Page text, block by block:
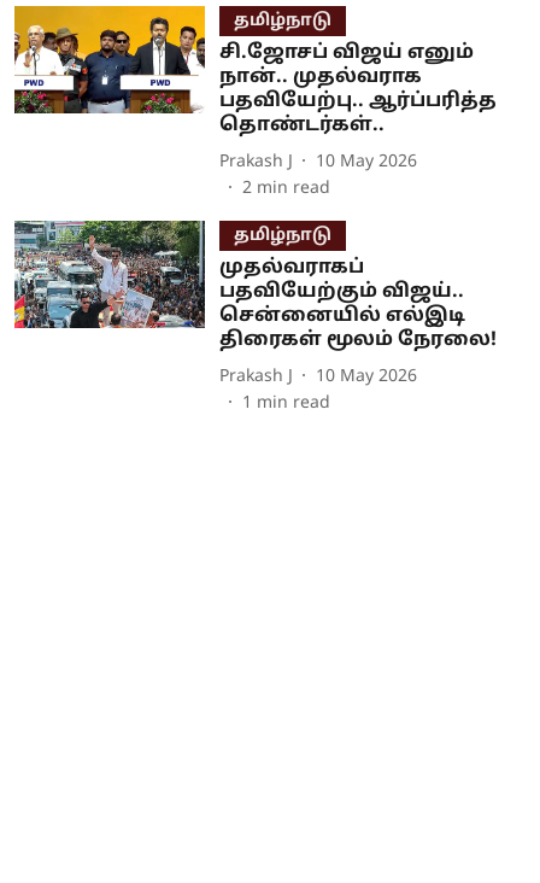
தமிழ்நாடு
சி.ஜோசப் விஜய் எனும்
நான்.. முதல்வராக
பதவியேற்பு.. ஆர்ப்பரித்த
தொண்டர்கள்..
Prakash J
10 May 2026
2 min read
தமிழ்நாடு
முதல்வராகப்
பதவியேற்கும் விஜய்..
சென்னையில் எல்இடி
திரைகள் மூலம் நேரலை!
Prakash J
10 May 2026
1 min read